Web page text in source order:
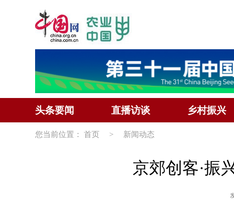
头条要闻 直播访谈 乡村振兴
您当前位置： 首页 > 新闻动态
京郊创客·振